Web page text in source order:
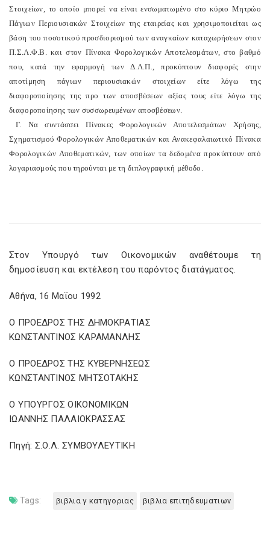
Στοιχείων, το οποίο μπορεί να είναι ενσωματωμένο στο κύριο Μητρώο
Πάγιων Περιουσιακών Στοιχείων της εταιρείας και χρησιμοποιείται ως
βάση του ποσοτικού προσδιορισμού των αναγκαίων καταχωρήσεων στον
Π.Σ.Λ.Φ.Β. και στον Πίνακα Φορολογικών Αποτελεσμάτων, στο βαθμό
που, κατά την εφαρμογή των Δ.Λ.Π., προκύπτουν διαφορές στην
αποτίμηση πάγιων περιουσιακών στοιχείων είτε λόγω της
διαφοροποίησης της προ των αποσβέσεων αξίας τους είτε λόγω της
διαφοροποίησης των συσσωρευμένων αποσβέσεων.
Γ. Να συντάσσει Πίνακες Φορολογικών Αποτελεσμάτων Χρήσης,
Σχηματισμού Φορολογικών Αποθεματικών και Ανακεφαλαιωτικό Πίνακα
Φορολογικών Αποθεματικών, των οποίων τα δεδομένα προκύπτουν από
λογαριασμούς που τηρούνται με τη διπλογραφική μέθοδο.
Στον Υπουργό των Οικονομικών αναθέτουμε τη
δημοσίευση και εκτέλεση του παρόντος διατάγματος.
Αθήνα, 16 Μαΐου 1992
Ο ΠΡΟΕΔΡΟΣ ΤΗΣ ΔΗΜΟΚΡΑΤΙΑΣ
ΚΩΝΣΤΑΝΤΙΝΟΣ ΚΑΡΑΜΑΝΛΗΣ
Ο ΠΡΟΕΔΡΟΣ ΤΗΣ ΚΥΒΕΡΝΗΣΕΩΣ
ΚΩΝΣΤΑΝΤΙΝΟΣ ΜΗΤΣΟΤΑΚΗΣ
Ο ΥΠΟΥΡΓΟΣ ΟΙΚΟΝΟΜΙΚΩΝ
ΙΩΑΝΝΗΣ ΠΑΛΑΙΟΚΡΑΣΣΑΣ
Πηγή: Σ.Ο.Λ. ΣΥΜΒΟΥΛΕΥΤΙΚΗ
Tags: βιβλια γ κατηγοριας βιβλια επιτηδευματιων